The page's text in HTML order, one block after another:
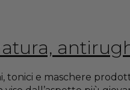
tonici e maschere